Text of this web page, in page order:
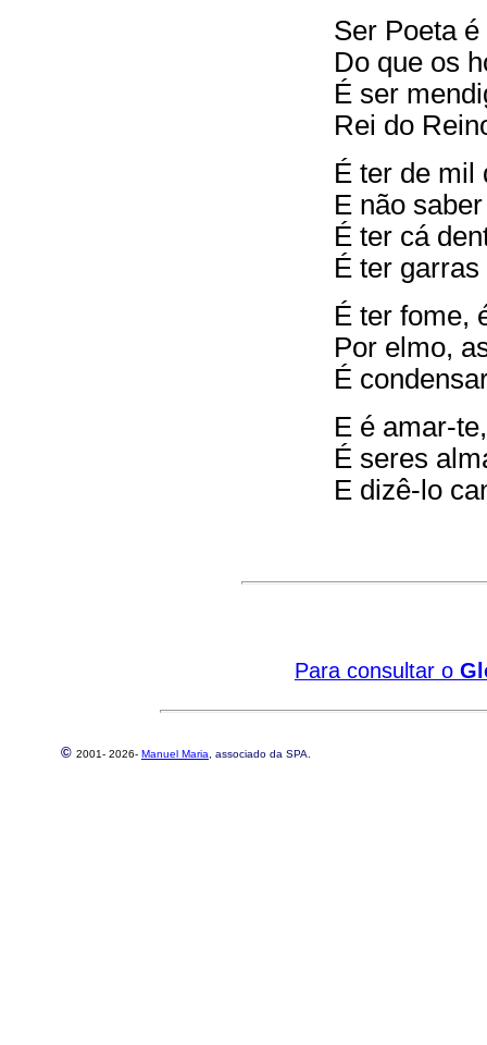
Ser Poeta
Do que os
É ser
Rei do
É ter de mil
E não
É ter cá
É ter
É ter fome,
Por elmo,
É
E é amar-
É seres
E dizê-lo
Para consultar o
© 2001- 2026- Manuel Maria , associado da SPA.